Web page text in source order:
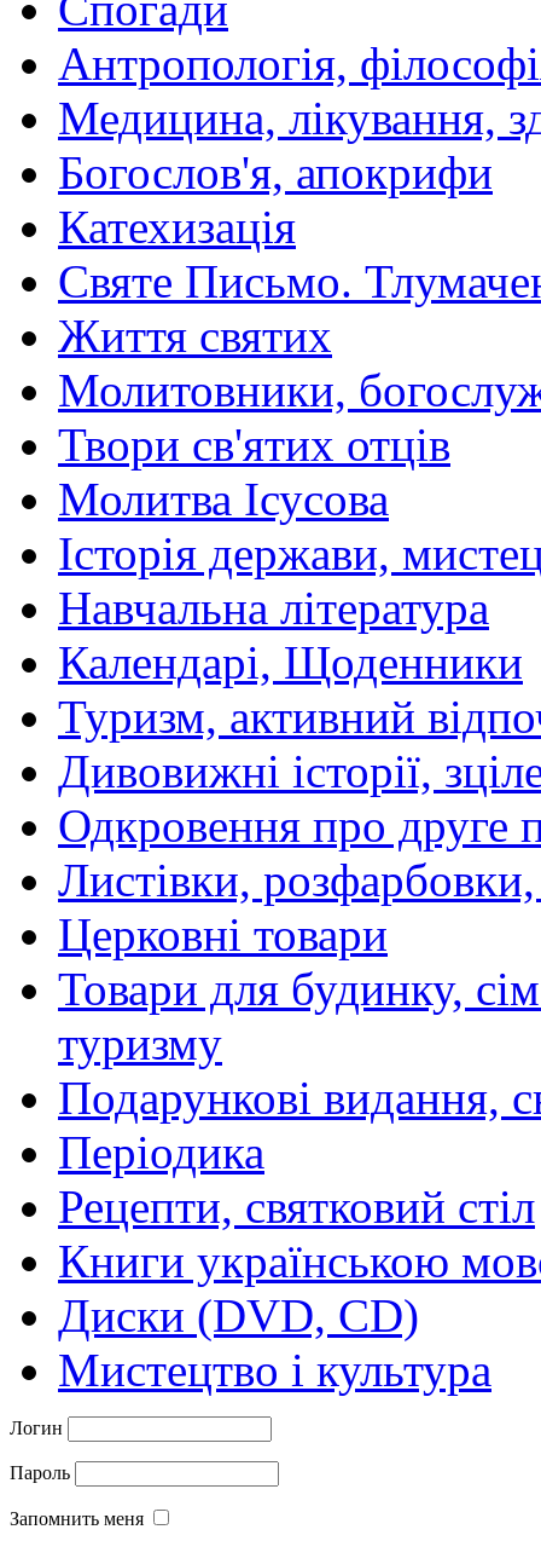
Антропологія,
Медицина, лікування,
Богослов'я, апокрифи
Катехизація
Святе Письмо.
Життя святих
Молитовники,
Твори св'ятих отців
Молитва Ісусова
Історія держави,
Навчальна література
Календарі, Щоденники
Туризм, активний
Дивовижні історії,
Одкровення про друге
Листівки,
Церковні товари
Товари для будинку,
туризму
Подарункові видання,
Періодика
Рецепти, святковий стіл
Книги українською
Диски (DVD, CD)
Мистецтво і культура
Логин
Пароль
Запомнить меня